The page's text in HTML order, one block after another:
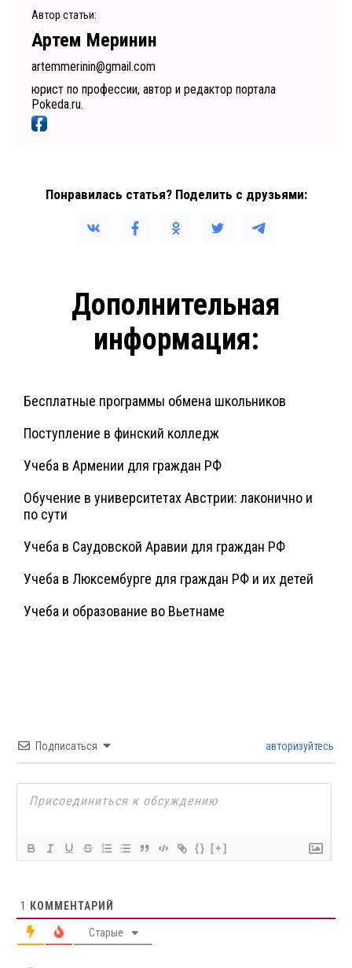
Автор статьи:
Артем Меринин
artemmerinin@gmail.com
юрист по профессии, автор и редактор портала
Pokeda.ru.
Понравилась статья? Поделить с друзьями:
Дополнительная
информация:
Бесплатные программы обмена школьников
Поступление в финский колледж
Учеба в Армении для граждан РФ
Обучение в университетах Австрии: лаконично и
по сути
Учеба в Саудовской Аравии для граждан РФ
Учеба в Люксембурге для граждан РФ и их детей
Учеба и образование во Вьетнаме
Подписаться авторизуйтесь
{} [+]
1 КОММЕНТАРИЙ
Старые